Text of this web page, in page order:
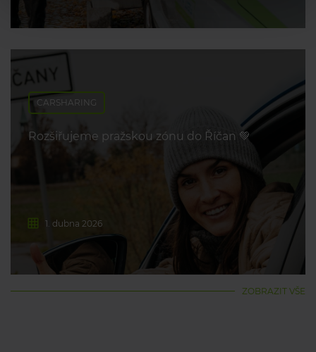
CARSHARING
Rozšiřujeme pražskou zónu do Říčan 💚
1. dubna 2026
ZOBRAZIT VŠE